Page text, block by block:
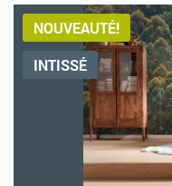
NOUVEAUTÉ!
INTISSÉ